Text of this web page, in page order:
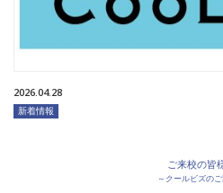
2026.04.28
新着情報
ご来校の皆
～クールビズの